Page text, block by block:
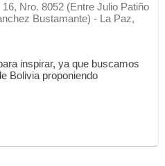
Nro. 8052 (Entre Julio Patiño
Bustamante) - La Paz,
inspirar, ya que buscamos
Bolivia proponiendo